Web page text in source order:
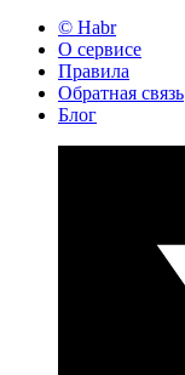
© Habr
О сервисе
Правила
Обратная связь
Блог